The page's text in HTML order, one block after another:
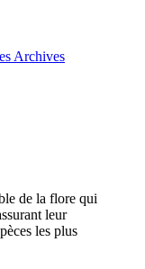
Archives
de la flore qui
leur
les plus